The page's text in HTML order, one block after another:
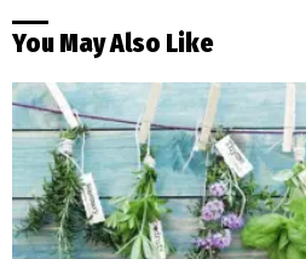
You May Also Like